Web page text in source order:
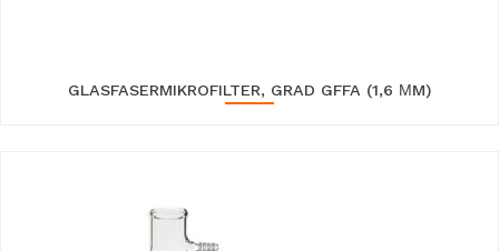
GLASFASERMIKROFILTER, GRAD GFFA (1,6 ΜM)